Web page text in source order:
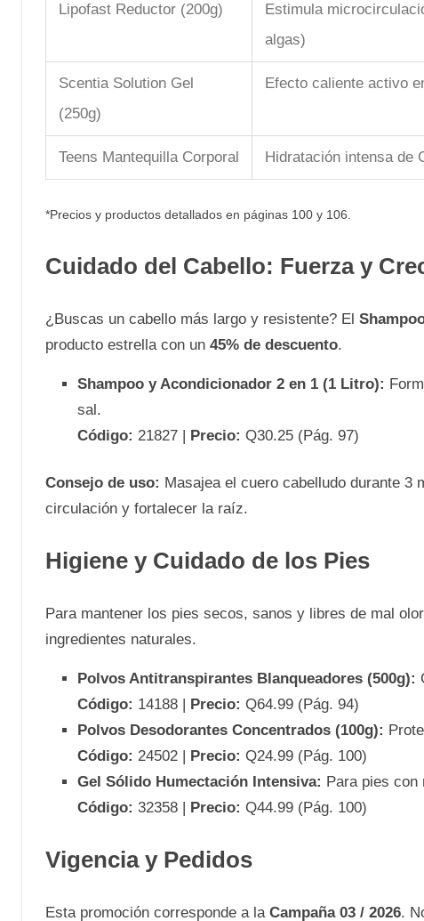
Lipofast Reductor (200g)
Estimula
algas)
Scentia Solution Gel
(250g)
Efecto caliente activo
Teens Mantequilla Corporal Hidratación intensa de
*Precios y productos detallados en páginas 100 y 106.
Cuidado del Cabello: Fuerza y
¿Buscas un cabello más largo y resistente? El
producto estrella con un 45% de descuento.
Shampoo y Acondicionador 2 en 1 (1 Litro):
sal.
Código: 21827 | Precio: Q30.25 (Pág. 97)
Consejo de uso: Masajea el cuero cabelludo durante 3
circulación y fortalecer la raíz.
Higiene y Cuidado de los Pies
Para mantener los pies secos, sanos y libres de mal
ingredientes naturales.
Polvos Antitranspirantes Blanqueadores (500g):
Código: 14188 | Precio: Q64.99 (Pág. 94)
Polvos Desodorantes Concentrados (100g):
Código: 24502 | Precio: Q24.99 (Pág. 100)
Gel Sólido Humectación Intensiva: Para pies con
Código: 32358 | Precio: Q44.99 (Pág. 100)
Vigencia y Pedidos
Esta promoción corresponde a la Campaña 03 / 2026.